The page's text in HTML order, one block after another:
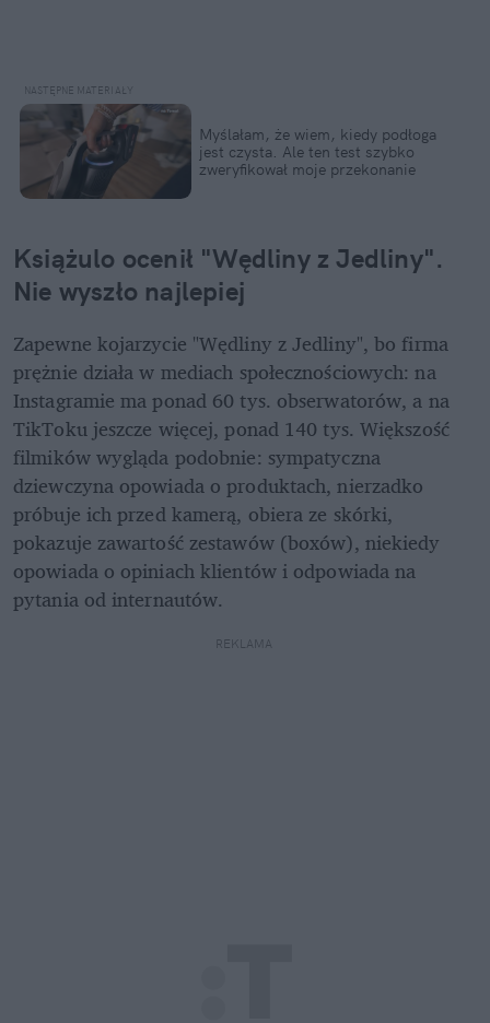
Myślałam, że wiem, kiedy podłoga
jest czysta. Ale ten test szybko
zweryfikował moje przekonanie
Książulo ocenił "Wędliny z Jedliny".
Nie wyszło najlepiej
Zapewne kojarzycie "Wędliny z Jedliny", bo firma
prężnie działa w mediach społecznościowych: na
Instagramie ma ponad 60 tys. obserwatorów, a na
TikToku jeszcze więcej, ponad 140 tys. Większość
filmików wygląda podobnie: sympatyczna
dziewczyna opowiada o produktach, nierzadko
próbuje ich przed kamerą, obiera ze skórki,
pokazuje zawartość zestawów (boxów), niekiedy
opowiada o opiniach klientów i odpowiada na
pytania od internautów.
REKLAMA